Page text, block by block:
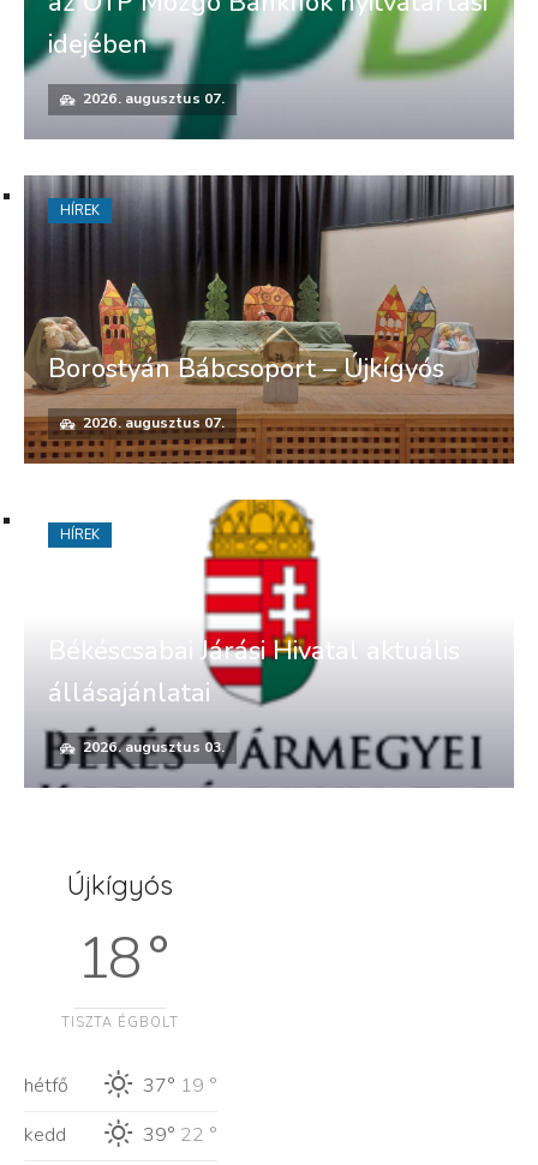
idejében
2026. augusztus 07.
Borostyán Bábcsoport – Újkígyós
2026. augusztus 07.
HÍREK
Békéscsabai Járási Hivatal aktuális
állásajánlatai
2026. augusztus 03.
HÍREK
Újkígyós
18 °
TISZTA ÉGBOLT
hétfő 37° 19 °
kedd
39° 22 °